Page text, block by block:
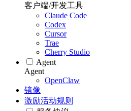
客户端/开发工具
Claude Code
Codex
Cursor
Trae
Cherry Studio
Agent
Agent
OpenClaw
镜像
激励活动规则